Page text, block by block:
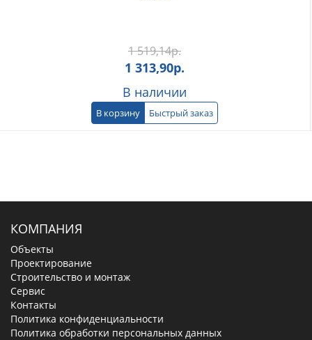
1 519,14р.
1 313,90р.
В наличии
В корзину Быстрый заказ
КОМПАНИЯ
Объекты
Проектирование
Строительство и монтаж
Сервис
Контакты
Политика конфиденциальности
Политика обработки персональных данных